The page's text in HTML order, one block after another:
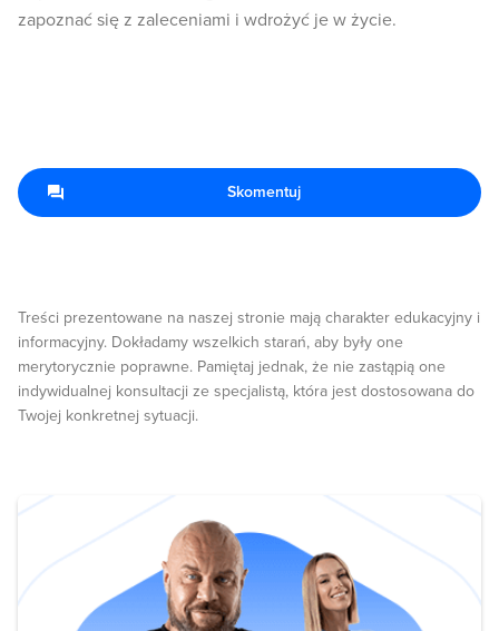
zapoznać się z zaleceniami i wdrożyć je w życie.
Treści prezentowane na naszej stronie mają charakter edukacyjny i
informacyjny. Dokładamy wszelkich starań, aby były one
merytorycznie poprawne. Pamiętaj jednak, że nie zastąpią one
indywidualnej konsultacji ze specjalistą, która jest dostosowana do
Twojej konkretnej sytuacji.
Skomentuj